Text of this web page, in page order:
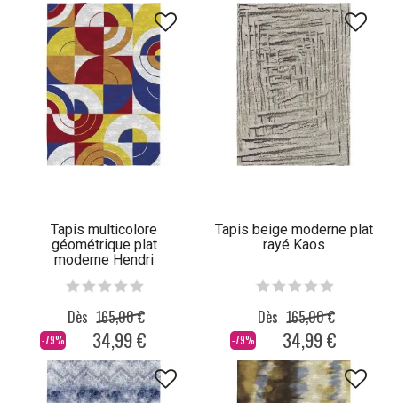
Tapis multicolore
géométrique plat
moderne Hendri
-79%
Dès 165,00 €
34,99 €
Tapis beige moderne plat
rayé Kaos
-79%
Dès 165,00 €
34,99 €